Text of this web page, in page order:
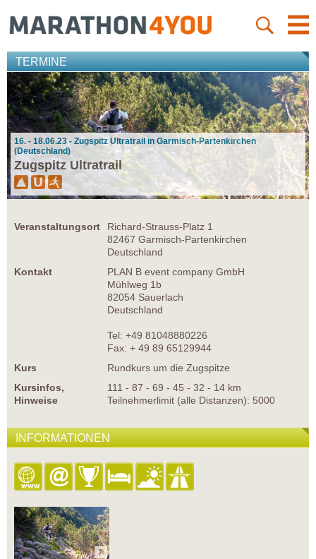
TERMINE
16. - 18.06.23 - Zugspitz Ultratrail in Garmisch-Partenkirchen
(Deutschland)
Zugspitz Ultratrail
Veranstaltungsort
Richard-Strauss-Platz 1
82467 Garmisch-Partenkirchen
Deutschland
Kontakt
PLAN B event company GmbH
Mühlweg 1b
82054 Sauerlach
Deutschland
Tel: +49 81048880226
Fax: + 49 89 65129944
Kurs
Rundkurs um die Zugspitze
Kursinfos,
Hinweise
111 - 87 - 69 - 45 - 32 - 14 km
Teilnehmerlimit (alle Distanzen): 5000
INFORMATIONEN